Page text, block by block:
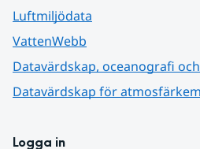
Luftmiljödata
VattenWebb
Datavärdskap, oceanografi
Datavärdskap för
Logga in